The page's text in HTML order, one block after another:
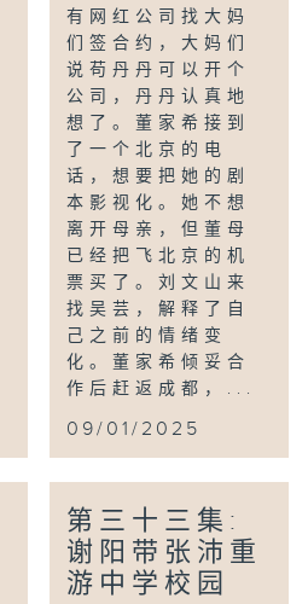
有网红公司找大妈
们签合约，大妈们
说苟丹丹可以开个
公司，丹丹认真地
想了。董家希接到
了一个北京的电
话，想要把她的剧
本影视化。她不想
离开母亲，但董母
已经把飞北京的机
票买了。刘文山来
找吴芸，解释了自
己之前的情绪变
化。董家希倾妥合
作后赶返成都，...
09/01/2025
第三十三集:
谢阳带张沛重
游中学校园